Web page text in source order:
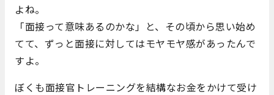
よね。
「面接って意味あるのかな」と、その頃から思い始め
てて、ずっと面接に対してはモヤモヤ感があったんで
すよ。
ぼくも面接官トレーニングを結構なお金をかけて受け